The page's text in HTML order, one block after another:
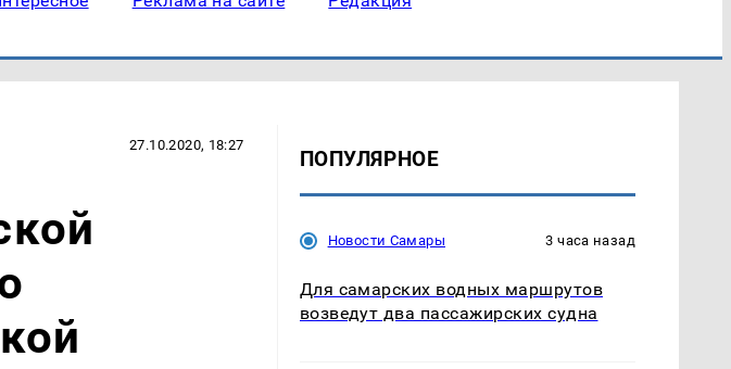
27.10.2020, 18:27
ПОПУЛЯРНОЕ
Новости Самары 3 часа назад
Для самарских водных маршрутов
возведут два пассажирских судна